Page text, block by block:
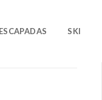
ESCAPADAS SKI